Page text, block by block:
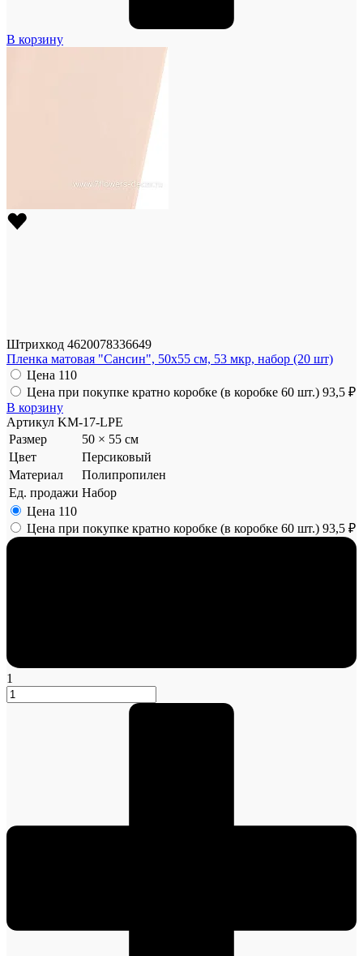
В корзину
Штрихкод 4620078336649
Пленка матовая "Сансин", 50x55 см, 53 мкр, набор (20 шт)
Цена 110
Цена при покупке кратно коробке (в коробке 60 шт.) 93,5 ₽
В корзину
Артикул KM-17-LPE
Размер
50 × 55 см
Цвет
Персиковый
Материал
Полипропилен
Ед. продажи Набор
Цена 110
Цена при покупке кратно коробке (в коробке 60 шт.) 93,5 ₽
1